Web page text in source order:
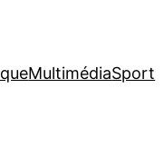
MultimédiaSport